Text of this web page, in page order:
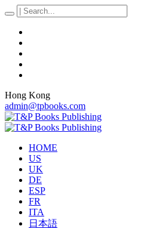
Hong Kong
admin@tpbooks.com
HOME
US
UK
DE
ESP
FR
ITA
日本語